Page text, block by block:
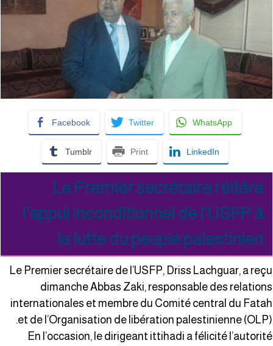
Facebook Twitter WhatsApp
Tumblr Print LinkedIn
Le Premier secrétaire réitère
l’appui inconditionnel de l’USFP à
la lutte du peuple palestinien
Le Premier secrétaire de l’USFP, Driss Lachguar, a
dimanche Abbas Zaki, responsable des
internationales et membre du Comité central du
et de l’Organisation de libération palestinienne
En l’occasion, le dirigeant ittihadi a félicité